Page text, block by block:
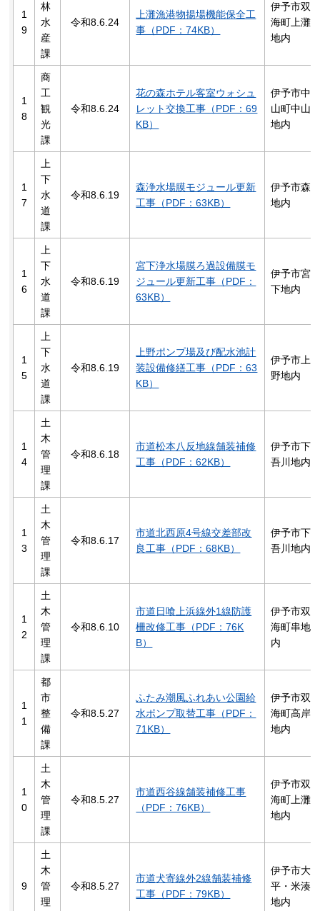
1
9
林
水
産
課
令和8.6.24
上灘漁港物揚場機能保全工
事（PDF：74KB）
伊予市双
海町上灘
地内
1
8
商
工
観
光
課
令和8.6.24
花の森ホテル客室ウォシュ
レット交換工事（PDF：69
KB）
伊予市中
山町中山
地内
1
7
上
下
水
道
課
令和8.6.19
森浄水場膜モジュール更新
工事（PDF：63KB）
伊予市森
地内
1
6
上
下
水
道
課
令和8.6.19
宮下浄水場膜ろ過設備膜モ
ジュール更新工事（PDF：
63KB）
伊予市宮
下地内
1
5
上
下
水
道
課
令和8.6.19
上野ポンプ場及び配水池計
装設備修繕工事（PDF：63
KB）
伊予市上
野地内
1
4
土
木
管
理
課
令和8.6.18
市道松本八反地線舗装補修
工事（PDF：62KB）
伊予市下
吾川地内
1
3
土
木
管
理
課
令和8.6.17
市道北西原4号線交差部改
良工事（PDF：68KB）
伊予市下
吾川地内
1
2
土
木
管
理
課
令和8.6.10
市道日喰上浜線外1線防護
柵改修工事（PDF：76K
B）
伊予市双
海町串地
内
1
1
都
市
整
備
課
令和8.5.27
ふたみ潮風ふれあい公園給
水ポンプ取替工事（PDF：
71KB）
伊予市双
海町高岸
地内
1
0
土
木
管
理
課
令和8.5.27
市道西谷線舗装補修工事
（PDF：76KB）
伊予市双
海町上灘
地内
9
土
木
管
理
令和8.5.27
市道犬寄線外2線舗装補修
工事（PDF：79KB）
伊予市大
平・米湊
地内